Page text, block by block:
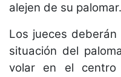
alejen de su palomar.
Los jueces
situación del
volar en el